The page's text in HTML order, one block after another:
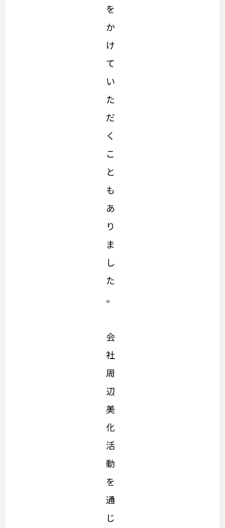
を
か
け
て
い
た
だ
く
こ
と
も
あ
り
ま
し
た
。
会
社
周
辺
美
化
活
動
を
通
じ